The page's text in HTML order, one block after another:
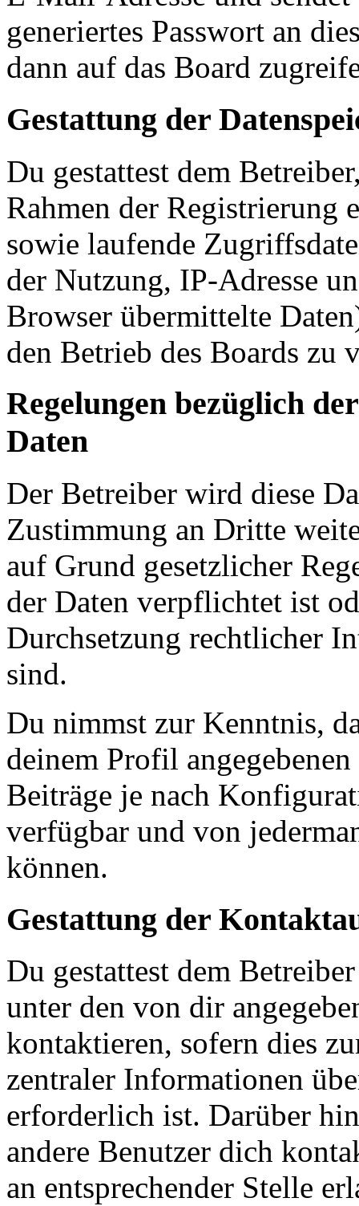
generiertes Passwort an
dann auf das Board
Gestattung der
Du gestattest dem
Rahmen der Registrierung
sowie laufende
der Nutzung, IP-Adresse
Browser übermittelte
den Betrieb des Boards zu
Regelungen bezüglich
Daten
Der Betreiber wird diese
Zustimmung an Dritte
auf Grund gesetzlicher
der Daten verpflichtet ist
Durchsetzung rechtlicher
sind.
Du nimmst zur Kenntnis,
deinem Profil
Beiträge je nach
verfügbar und von
können.
Gestattung der
Du gestattest dem
unter den von dir
kontaktieren, sofern dies
zentraler Informationen
erforderlich ist. Darüber
andere Benutzer dich
an entsprechender Stelle